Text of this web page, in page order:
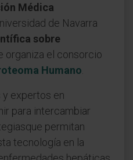
Médica
de Navarra
sobre
organiza el consorcio
Humano
y expertos en
para intercambiar
permitan
tecnología en la